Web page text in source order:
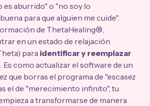
es aburrido" o "no soy lo
para que alguien me cuide".
de ThetaHealing®,
en un estado de relajación
para identificar y reemplazar
como actualizar el software de un
que borras el programa de "escasez
el de "merecimiento infinito", tu
a transformarse de manera